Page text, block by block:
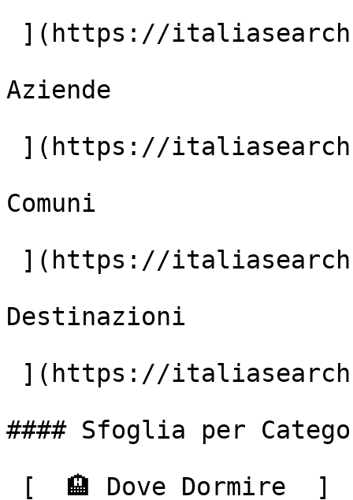
Aziende
Comuni
Destinazioni
#### Sfoglia per